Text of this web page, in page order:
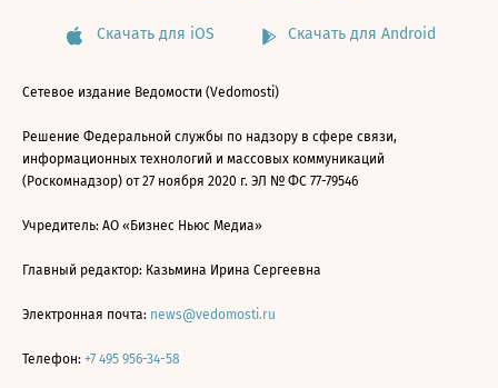
Скачать для iOS Скачать для Android
Сетевое издание Ведомости (Vedomosti)
Решение Федеральной службы по надзору в сфере связи,
информационных технологий и массовых коммуникаций
(Роскомнадзор) от 27 ноября 2020 г. ЭЛ № ФС 77-79546
Учредитель: АО «Бизнес Ньюс Медиа»
Главный редактор: Казьмина Ирина Сергеевна
Электронная почта: news@vedomosti.ru
Телефон: +7 495 956-34-58